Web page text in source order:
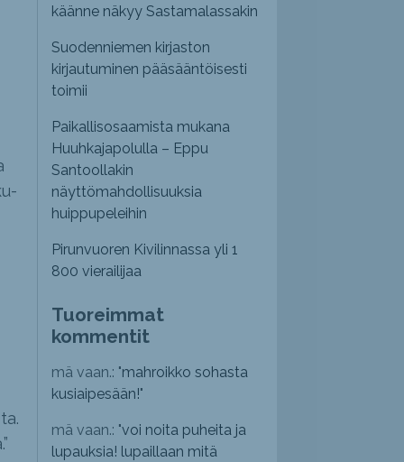
käänne näkyy Sastamalassakin
Suodenniemen kirjaston
kirjautuminen pääsääntöisesti
toimii
Paikallisosaamista mukana
Huuhkajapolulla – Eppu
Santoollakin
näyttömahdollisuuksia
huippupeleihin
Pirunvuoren Kivilinnassa yli 1
800 vierailijaa
Tuoreimmat
kommentit
mä vaan.: "mahroikko sohasta
kusiaipesään!"
mä vaan.: "voi noita puheita ja
lupauksia! lupaillaan mitä